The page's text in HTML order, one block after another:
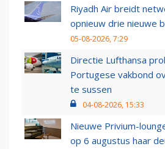
Riyadh Air breidt
opnieuw drie nieuwe
05-08-2026, 7:29
Directie Lufthansa
Portugese vakbond
te sussen
04-08-2026, 15:33
Nieuwe Privium-
op 6 augustus haar